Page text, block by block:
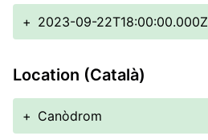
+ 2023-09-22T18:00:00.000Z
Location (Català)
+ Canòdrom